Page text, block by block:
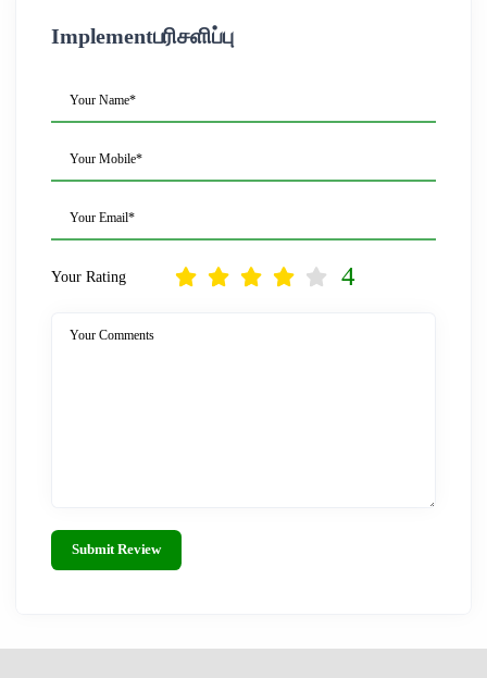
Implementபரிசளிப்பு
Your Name*
Your Mobile*
Your Email*
Your Rating 4
Your Comments
Submit Review